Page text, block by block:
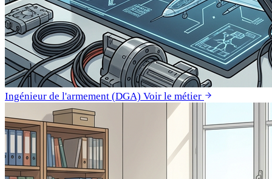
Ingénieur de l'armement (DGA) Voir le métier